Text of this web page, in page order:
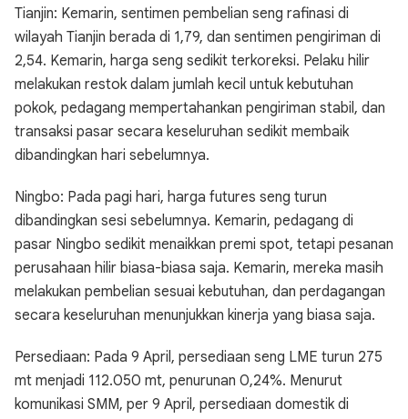
Tianjin: Kemarin, sentimen pembelian seng rafinasi di
wilayah Tianjin berada di 1,79, dan sentimen pengiriman di
2,54. Kemarin, harga seng sedikit terkoreksi. Pelaku hilir
melakukan restok dalam jumlah kecil untuk kebutuhan
pokok, pedagang mempertahankan pengiriman stabil, dan
transaksi pasar secara keseluruhan sedikit membaik
dibandingkan hari sebelumnya.
Ningbo: Pada pagi hari, harga futures seng turun
dibandingkan sesi sebelumnya. Kemarin, pedagang di
pasar Ningbo sedikit menaikkan premi spot, tetapi pesanan
perusahaan hilir biasa-biasa saja. Kemarin, mereka masih
melakukan pembelian sesuai kebutuhan, dan perdagangan
secara keseluruhan menunjukkan kinerja yang biasa saja.
Persediaan: Pada 9 April, persediaan seng LME turun 275
mt menjadi 112.050 mt, penurunan 0,24%. Menurut
komunikasi SMM, per 9 April, persediaan domestik di